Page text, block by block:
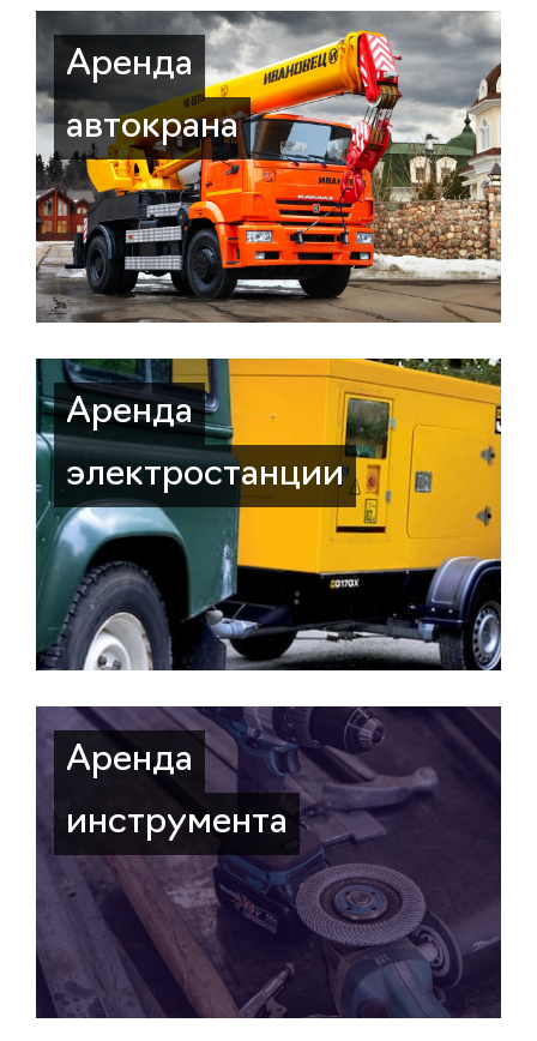
Аренда
автокрана
Аренда
электростанции
Аренда
инструмента